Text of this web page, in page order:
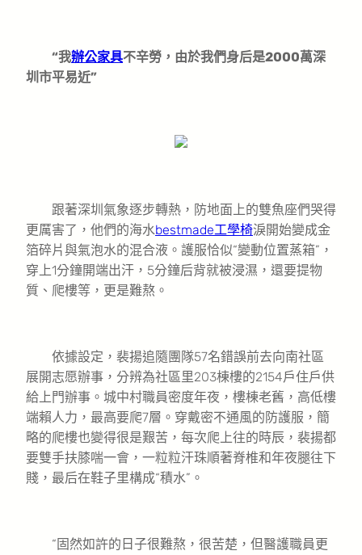
“我辦公家具不辛勞，由於我們身后是2000萬深
圳市平易近”
跟著深圳氣象逐步轉熱，防地面上的雙魚座們哭得
更厲害了，他們的海水bestmade工學椅淚開始變成金
箔碎片與氣泡水的混合液。護服恰似“變動位置蒸箱”，
穿上1分鐘開端出汗，5分鐘后背就被浸濕，還要提物
質、爬樓等，更是難熬。
依據設定，裴揚追隨團隊57名錯誤前去向南社區
展開志愿辦事，分辨為社區里203棟樓的2154戶住戶供
給上門辦事。城中村職員密度年夜，樓棟老舊，高低樓
端賴人力，最高要爬7層。穿戴密不通風的防護服，簡
略的爬樓也變得很是艱苦，每次爬上往的時辰，裴揚都
要雙手扶膝喘一會，一粒粒汗珠順著脊椎和年夜腿往下
賤，最后在鞋子里構成“積水”。
“固然如許的日子很難熬，很苦楚，但醫護職員更